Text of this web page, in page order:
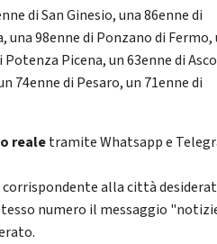
di San Ginesio, una 86enne di
una 98enne di Ponzano di Fermo,
Picena, un 63enne di
74enne di Pesaro, un 71enne di
realetramite Whatsapp e
alla città
numero il messaggio